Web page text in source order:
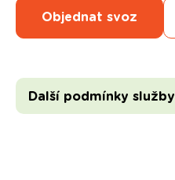
Objednat svoz
Další podmínky služby